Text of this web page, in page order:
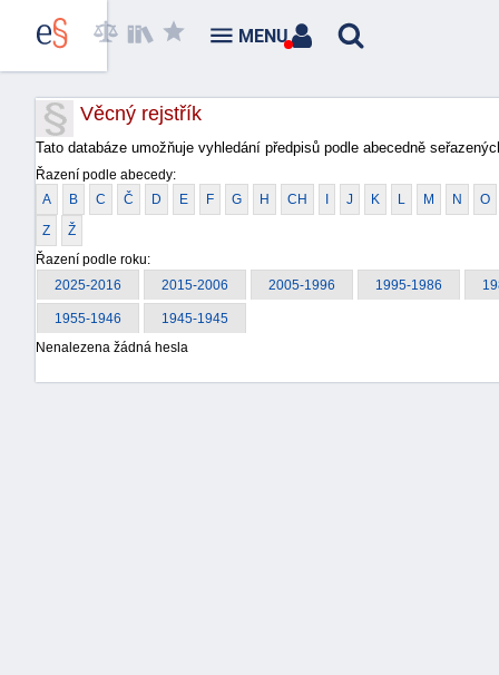
Věcný rejstřík
Tato databáze umožňuje vyhledání předpisů podle abecedně
Řazení podle abecedy:
A B C Č D E F G H CH I J K L M N O
Z Ž
Řazení podle roku:
2025-2016 2015-2006 2005-1996 1995-1986
1955-1946 1945-1945
Nenalezena žádná hesla
MENU